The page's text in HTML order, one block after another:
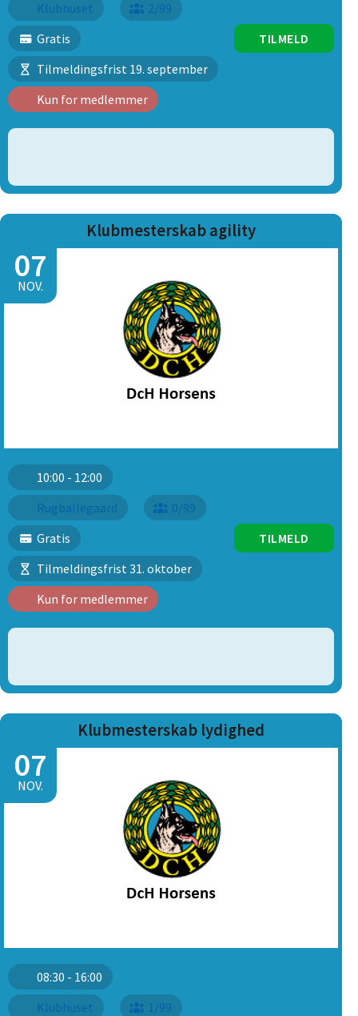
Klubhuset
2/99
Gratis
Tilmeldingsfrist 19. september
Kun for medlemmer
TILMELD
Klubmesterskab agility
07
NOV.
10:00 - 12:00
Rugballegaard
0/99
Gratis
Tilmeldingsfrist 31. oktober
Kun for medlemmer
TILMELD
Klubmesterskab lydighed
07
NOV.
08:30 - 16:00
Klubhuset
1/99